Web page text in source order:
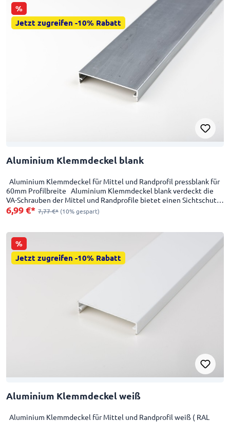
%
Jetzt zugreifen -10% Rabatt
Aluminium Klemmdeckel blank
60mm Profilbreite Aluminium Klemmdeckel blank verdeckt die
VA-Schrauben der Mittel und Randprofile bietet einen Sichtschutz
und eine edle Optik
6,99 €* 7,77 €* (10% gespart)
%
Jetzt zugreifen -10% Rabatt
Aluminium Klemmdeckel weiß